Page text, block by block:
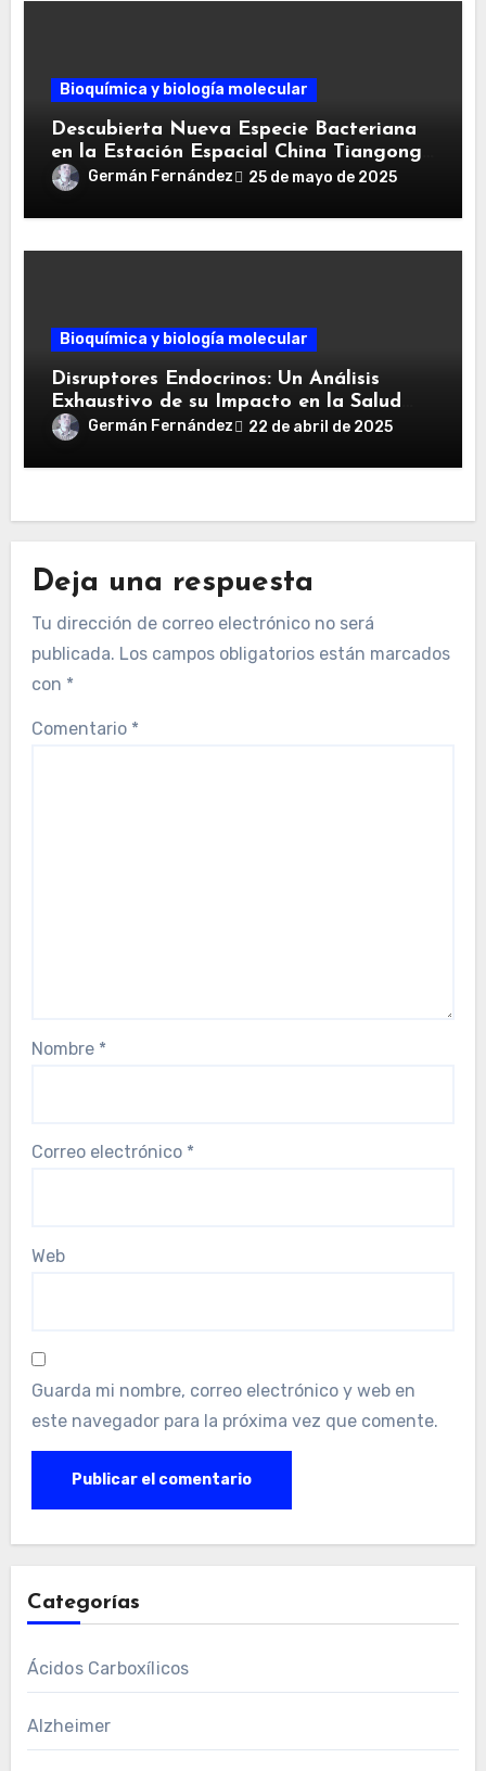
Bioquímica y biología molecular
Descubierta Nueva Especie Bacteriana
en la Estación Espacial China Tiangong:
Niallia tiangongensis
Germán Fernández 25 de mayo de 2025
Bioquímica y biología molecular
Disruptores Endocrinos: Un Análisis
Exhaustivo de su Impacto en la Salud
Humana y Estrategias de Mitigación
Germán Fernández 22 de abril de 2025
Deja una respuesta
Tu dirección de correo electrónico no será
publicada. Los campos obligatorios están marcados
con *
Comentario *
Nombre *
Correo electrónico *
Web
Guarda mi nombre, correo electrónico y web en
este navegador para la próxima vez que comente.
Categorías
Ácidos Carboxílicos
Alzheimer